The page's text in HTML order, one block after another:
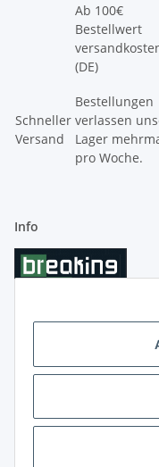
Ab 100€
Bestellwert
(DE)
Schneller
Versand
Bestellungen
verlassen
Lager
pro Woche.
Info